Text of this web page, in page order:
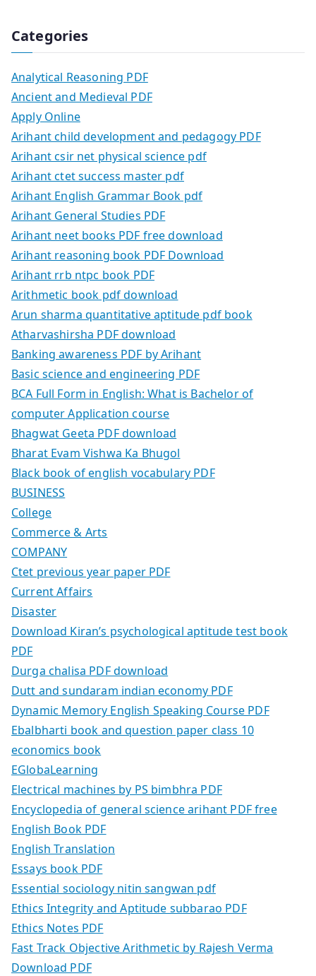
Categories
Analytical Reasoning PDF
Ancient and Medieval PDF
Apply Online
Arihant child development and pedagogy PDF
Arihant csir net physical science pdf
Arihant ctet success master pdf
Arihant English Grammar Book pdf
Arihant General Studies PDF
Arihant neet books PDF free download
Arihant reasoning book PDF Download
Arihant rrb ntpc book PDF
Arithmetic book pdf download
Arun sharma quantitative aptitude pdf book
Atharvashirsha PDF download
Banking awareness PDF by Arihant
Basic science and engineering PDF
BCA Full Form in English: What is Bachelor of
computer Application course
Bhagwat Geeta PDF download
Bharat Evam Vishwa Ka Bhugol
Black book of english vocabulary PDF
BUSINESS
College
Commerce & Arts
COMPANY
Ctet previous year paper PDF
Current Affairs
Disaster
Download Kiran’s psychological aptitude test book
PDF
Durga chalisa PDF download
Dutt and sundaram indian economy PDF
Dynamic Memory English Speaking Course PDF
Ebalbharti book and question paper class 10
economics book
EGlobaLearning
Electrical machines by PS bimbhra PDF
Encyclopedia of general science arihant PDF free
English Book PDF
English Translation
Essays book PDF
Essential sociology nitin sangwan pdf
Ethics Integrity and Aptitude subbarao PDF
Ethics Notes PDF
Fast Track Objective Arithmetic by Rajesh Verma
Download PDF